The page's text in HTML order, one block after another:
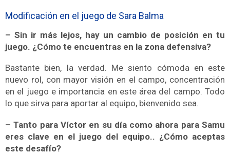
Modificación en el juego de Sara Balma
– Sin ir más lejos, hay un cambio de posición en tu
juego. ¿Cómo te encuentras en la zona defensiva?
Bastante bien, la verdad. Me siento cómoda en este
nuevo rol, con mayor visión en el campo, concentración
en el juego e importancia en este área del campo. Todo
lo que sirva para aportar al equipo, bienvenido sea.
– Tanto para Víctor en su día como ahora para Samu
eres clave en el juego del equipo.. ¿Cómo aceptas
este desafío?